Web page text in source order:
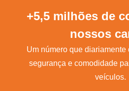
+5,5 milhões de
nossos
Um número que diariamente
segurança e comodidade
veículos.